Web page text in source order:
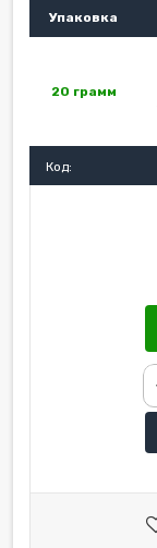
Упаковка
20 грамм
Код: